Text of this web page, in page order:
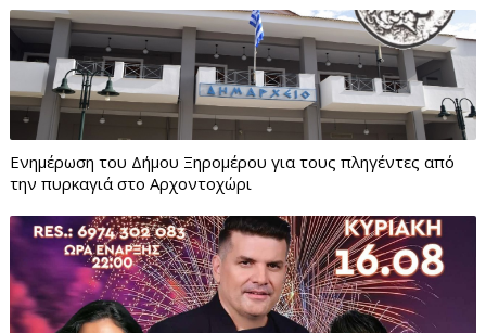
Ενημέρωση του Δήμου Ξηρομέρου για τους πληγέντες από
την πυρκαγιά στο Αρχοντοχώρι